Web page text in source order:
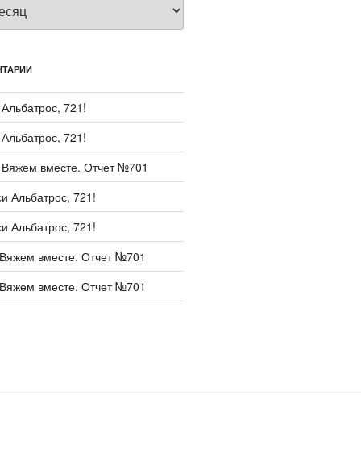
Альбатрос, 721!
Альбатрос, 721!
Вяжем вместе. Отчет №701
Альбатрос, 721!
Альбатрос, 721!
вместе. Отчет №701
вместе. Отчет №701